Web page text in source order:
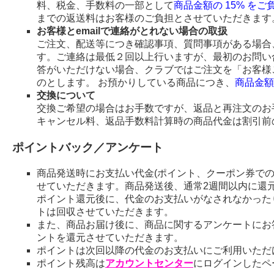
料、税金、手数料の一部として商品金額の 15% をご
までの返送料はお客様のご負担とさせていただきます
お客様とemailで連絡がとれない場合の取扱
ご注文、配送等につき確認事項、質問事項がある場
す。ご連絡は最低２回以上行いますが、最初のお問
答がいただけない場合、クラブではご注文を「お客
のとします。 お預かりしている商品につき、 商品金
交換について
交換ご希望の場合はお手数ですが、返品と再注文の
キャンセル料、返品手数料計算時の商品代金は割引
ポイントバック／アンケート
商品発送時にお支払い代金(ポイント、クーポン券で
せていただきます。商品発送後、通常2週間以内に還
ポイント還元後に、代金のお支払いがなされなかっ
トは回収させていただきます。
また、商品お届け後に、商品に関するアンケートに
ントを還元させていただきます。
ポイントは次回以降の代金のお支払いにご利用いた
ポイント残高はアカウントセンターにログインした